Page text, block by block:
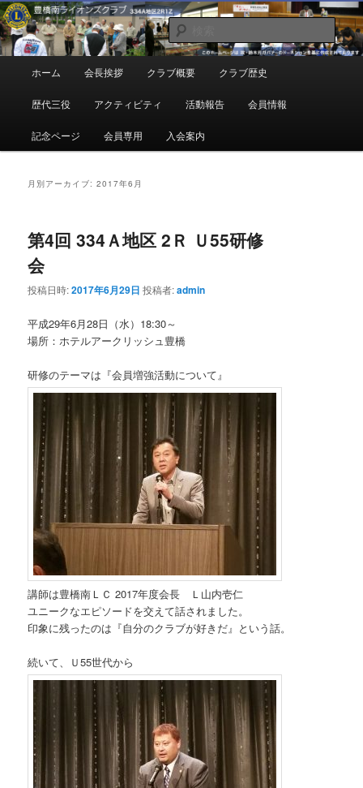
メ
イ
ン
コ
サ
ブ
コ
ン
豊橋南ライオンズクラブ
地域奉仕ボランティア
検
索
ュ
ホーム 会長挨拶 クラブ概要 クラブ歴史
歴代三役 アクティビティ 活動報告 会員情報
記念ページ 会員専用 入会案内
月別アーカイブ:2017年6月
第4回 334Ａ地区 2Ｒ Ｕ55研修
会
投稿日時:2017年6月29日 投稿者:admin
平成29年6月28日（水）18:30～
場所：ホテルアークリッシュ豊橋
研修のテーマは『会員増強活動について』
講師は豊橋南ＬＣ 2017年度会長 Ｌ山内壱仁
ユニークなエピソードを交えて話されました。
印象に残ったのは『自分のクラブが好きだ』という話。
続いて、Ｕ55世代から